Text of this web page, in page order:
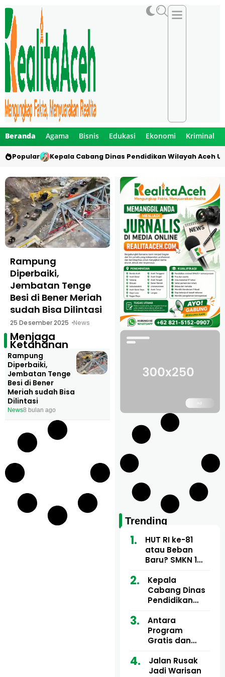
Beranda Agama Bisnis Edukasi Ekonomi Kriminal
Popular Kepala Cabang Dinas Pendidikan Wilayah
Rampung
Diperbaiki,
Jembatan Tenge
Besi di Bener Meriah
sudah Bisa Dilintasi
25 Desember 2025 News
Menjaga
Ketahanan
Rampung
Diperbaiki,
Jembatan Tenge
Besi di Bener
Meriah sudah Bisa
Dilintasi
News8 bulan ago
Trending
HUT RI ke-81
atau Beban
Baru? SMKN 1
Tarik Iuran
hingga Rp150
Ribu dari Guru
Kepala
Cabang Dinas
Pendidikan
Utara Buka
Pelatihan Deep
Learning serta
Artifisial bagi
Guru
Antara
Program
Gratis dan
Motor Imum
Gampong, Uji
Jalan Rusak
Jadi Warisan